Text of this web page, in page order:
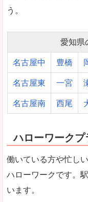
う。
愛知県
名古屋中 豊橋
名古屋東 一宮
名古屋南 西尾
ハローワークプ
働いている方や忙し
ハローワークです。
います。